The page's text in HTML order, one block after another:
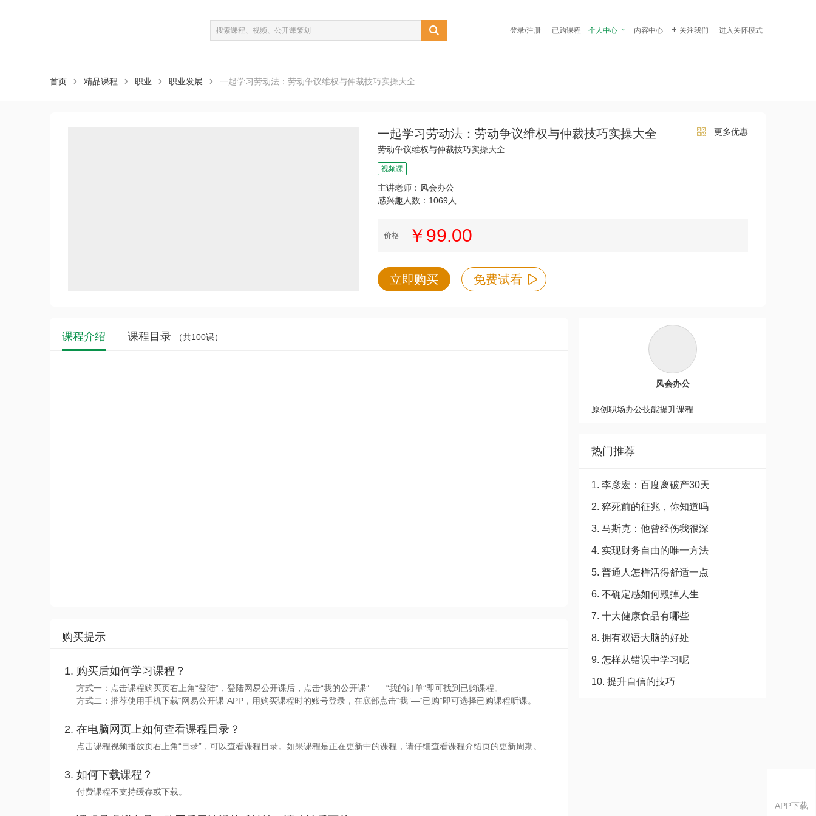
登录/注册 已购课程 个人中心  内容中心  关注我们 进入关怀模式
首页  精品课程  职业  职业发展  一起学习劳动法：劳动争议维权与仲裁技巧实操大全
（共100课）
一起学习劳动法：劳动争议维权与仲裁技巧实操大全
更多优惠
劳动争议维权与仲裁技巧实操大全
视频课
主讲老师：风会办公
感兴趣人数：1069人
价格 ￥99.00
立即购买 免费试看
风会办公
原创职场办公技能提升课程
热门推荐
1. 李彦宏：百度离破产30天
2. 猝死前的征兆，你知道吗
3. 马斯克：他曾经伤我很深
4. 实现财务自由的唯一方法
5. 普通人怎样活得舒适一点
6. 不确定感如何毁掉人生
7. 十大健康食品有哪些
8. 拥有双语大脑的好处
9. 怎样从错误中学习呢
10. 提升自信的技巧
课程介绍 课程目录 （共100课）
购买提示
购买后如何学习课程？
方式一：点击课程购买页右上角“登陆”，登陆网易公开课后，点击“我的公开课”——“我的订单”即可找到已购课程。
方式二：推荐使用手机下载“网易公开课”APP，用购买课程时的账号登录，在底部点击“我”—“已购”即可选择已购课程听课。
在电脑网页上如何查看课程目录？
点击课程视频播放页右上角“目录”，可以查看课程目录。如果课程是正在更新中的课程，请仔细查看课程介绍页的更新周期。
如何下载课程？
付费课程不支持缓存或下载。
APP下载